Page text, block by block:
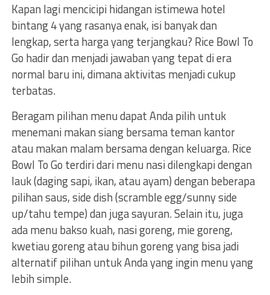
Kapan lagi mencicipi hidangan istimewa hotel
bintang 4 yang rasanya enak, isi banyak dan
lengkap, serta harga yang terjangkau? Rice Bowl To
Go hadir dan menjadi jawaban yang tepat di era
normal baru ini, dimana aktivitas menjadi cukup
terbatas.
Beragam pilihan menu dapat Anda pilih untuk
menemani makan siang bersama teman kantor
atau makan malam bersama dengan keluarga. Rice
Bowl To Go terdiri dari menu nasi dilengkapi dengan
lauk (daging sapi, ikan, atau ayam) dengan beberapa
pilihan saus, side dish (scramble egg/sunny side
up/tahu tempe) dan juga sayuran. Selain itu, juga
ada menu bakso kuah, nasi goreng, mie goreng,
kwetiau goreng atau bihun goreng yang bisa jadi
alternatif pilihan untuk Anda yang ingin menu yang
lebih simple.